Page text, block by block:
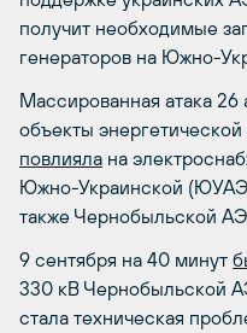
получит необходимые
генераторов на Южно-
Массированная атака 26
объекты
повлияла на
Южно-Украинской
также Чернобыльской
9 сентября на 40 минут
330 кВ Чернобыльской
стала техническая